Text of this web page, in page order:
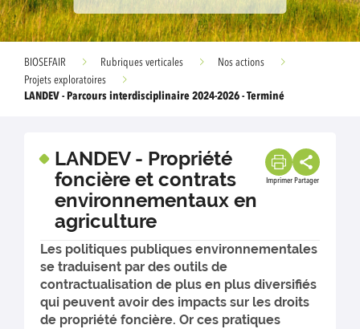
BIOSEFAIR Rubriques verticales
Nos actions
Projets exploratoires
LANDEV - Parcours interdisciplinaire 2024-2026 - Terminé
LANDEV - Propriété
foncière et contrats
environnementaux en
agriculture
Imprimer Partager
Les politiques publiques environnementales
se traduisent par des outils de
contractualisation de plus en plus diversifiés
qui peuvent avoir des impacts sur les droits
de propriété foncière. Or ces pratiques